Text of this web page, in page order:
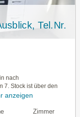
Tel.Nr.
nach
7. Stock ist über den
anzeigen
Zimmer